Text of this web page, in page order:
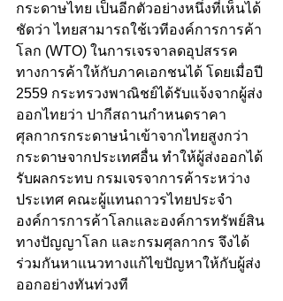
กระดาษไทย เป็นอีกตัวอย่างหนึ่งที่เห็นได้
ชัดว่า ไทยสามารถใช้เวทีองค์การการค้า
โลก (WTO) ในการเจรจาลดอุปสรรค
ทางการค้าให้กับภาคเอกชนได้ โดยเมื่อปี
2559 กระทรวงพาณิชย์ได้รับแจ้งจากผู้ส่ง
ออกไทยว่า ปากีสถานกำหนดราคา
ศุลกากรกระดาษนำเข้าจากไทยสูงกว่า
กระดาษจากประเทศอื่น ทำให้ผู้ส่งออกได้
รับผลกระทบ กรมเจรจาการค้าระหว่าง
ประเทศ คณะผู้แทนถาวรไทยประจำ
องค์การการค้าโลกและองค์การทรัพย์สิน
ทางปัญญาโลก และกรมศุลกากร จึงได้
ร่วมกันหาแนวทางแก้ไขปัญหาให้กับผู้ส่ง
ออกอย่างทันท่วงที